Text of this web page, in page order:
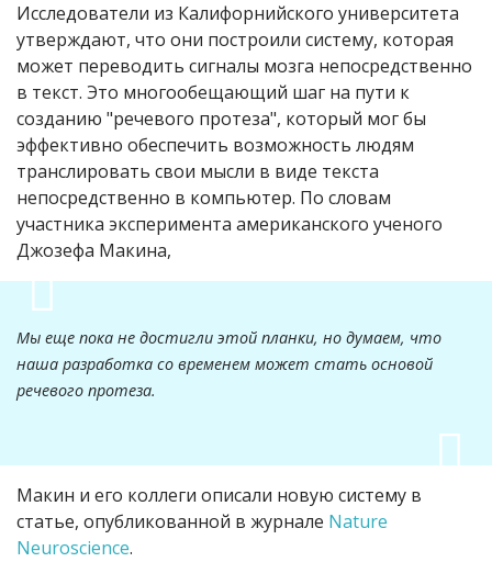
Исследователи из Калифорнийского университета
утверждают, что они построили систему, которая
может переводить сигналы мозга непосредственно
в текст. Это многообещающий шаг на пути к
созданию "речевого протеза", который мог бы
эффективно обеспечить возможность людям
транслировать свои мысли в виде текста
непосредственно в компьютер. По словам
участника эксперимента американского ученого
Джозефа Макина,
Мы еще пока не достигли этой планки, но думаем, что
наша разработка со временем может стать основой
речевого протеза.
Макин и его коллеги описали новую систему в
статье, опубликованной в журнале Nature
Neuroscience.